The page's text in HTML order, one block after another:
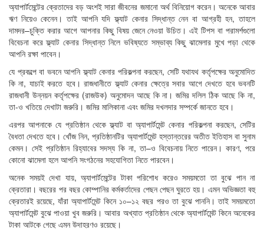
অ্যাপার্টমেন্টের ক্রেতাদের বড় অংশই সারা জীবনের জমানো অর্থ বিনিয়োগ করেন। অনেকে আবার
ঋণ নিয়েও কেনেন। তাই আপনি যদি ফ্ল্যাট কেনার সিদ্ধান্ত নেন বা আগ্রহী হন, তাহলে
দামদর–চুক্তি করার আগে আপনার কিছু বিষয় জেনে নেওয়া উচিত। এই টিপস বা পরামর্শগুলো
বিবেচনা করে ফ্ল্যাট কেনার সিদ্ধান্ত নিলে ভবিষ্যতে সম্ভাব্য কিছু ঝামেলার মুখে পড়া থেকে
আপনি রক্ষা পাবেন।
যে প্রকল্পে বা ভবনে আপনি ফ্ল্যাট কেনার পরিকল্পনা করছেন, সেটি যথাযথ কর্তৃপক্ষের অনুমোদিত
কি না, যাচাই করতে হবে। রাজধানীতে ফ্ল্যাট কেনার ক্ষেত্রে সবার আগে দেখতে হবে ভবনটি
রাজধানী উন্নয়ন কর্তৃপক্ষের (রাজউক) অনুমোদন আছে কি না। জমির দলিল ঠিক আছে কি না,
তা-ও খতিয়ে দেখাটা জরুরি। জমির মালিকানা এবং জমির দখলদার সম্পর্কে জানতে হবে।
এরপর আপনাকে যে প্রতিষ্ঠান থেকে ফ্ল্যাট বা অ্যাপার্টমেন্ট কেনার পরিকল্পনা করছেন, সেটির
বৈধতা দেখতে হবে। খোঁজ নিন, প্রতিষ্ঠানটির অ্যাপার্টমেন্ট হস্তান্তরের অতীত ইতিহাস বা সুনাম
কেমন। সেই প্রতিষ্ঠান রিহ্যাবের সদস্য কি না, তা–ও বিবেচনায় নিতে পারেন। কারণ, পরে
কোনো ঝামেলা হলে আপনি সংগঠনের সহযোগিতা নিতে পারবেন।
অনেক সময়ই দেখা যায়, অ্যাপার্টমেন্টের টাকা পরিশোধ করেও সময়মতো তা বুঝে পান না
ক্রেতারা। বছরের পর বছর কোম্পানির কর্মকর্তাদের পেছন পেছন ঘুরতে হয়। এমন অভিজ্ঞতা বহু
ক্রেতারই রয়েছে, যাঁরা অ্যাপার্টমেন্ট কিনে ১০–১২ বছর পরও তা বুঝে পাননি। তাই সময়মতো
অ্যাপার্টমেন্ট বুঝে পাওয়া খুব জরুরি। আবার অখ্যাত প্রতিষ্ঠান থেকে অ্যাপার্টমেন্ট কিনে অনেকের
টাকা আটকে গেছে এমন উদাহরণও রয়েছে।